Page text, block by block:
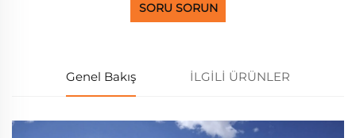
SORU SORUN
Genel Bakış İLGİLİ ÜRÜNLER